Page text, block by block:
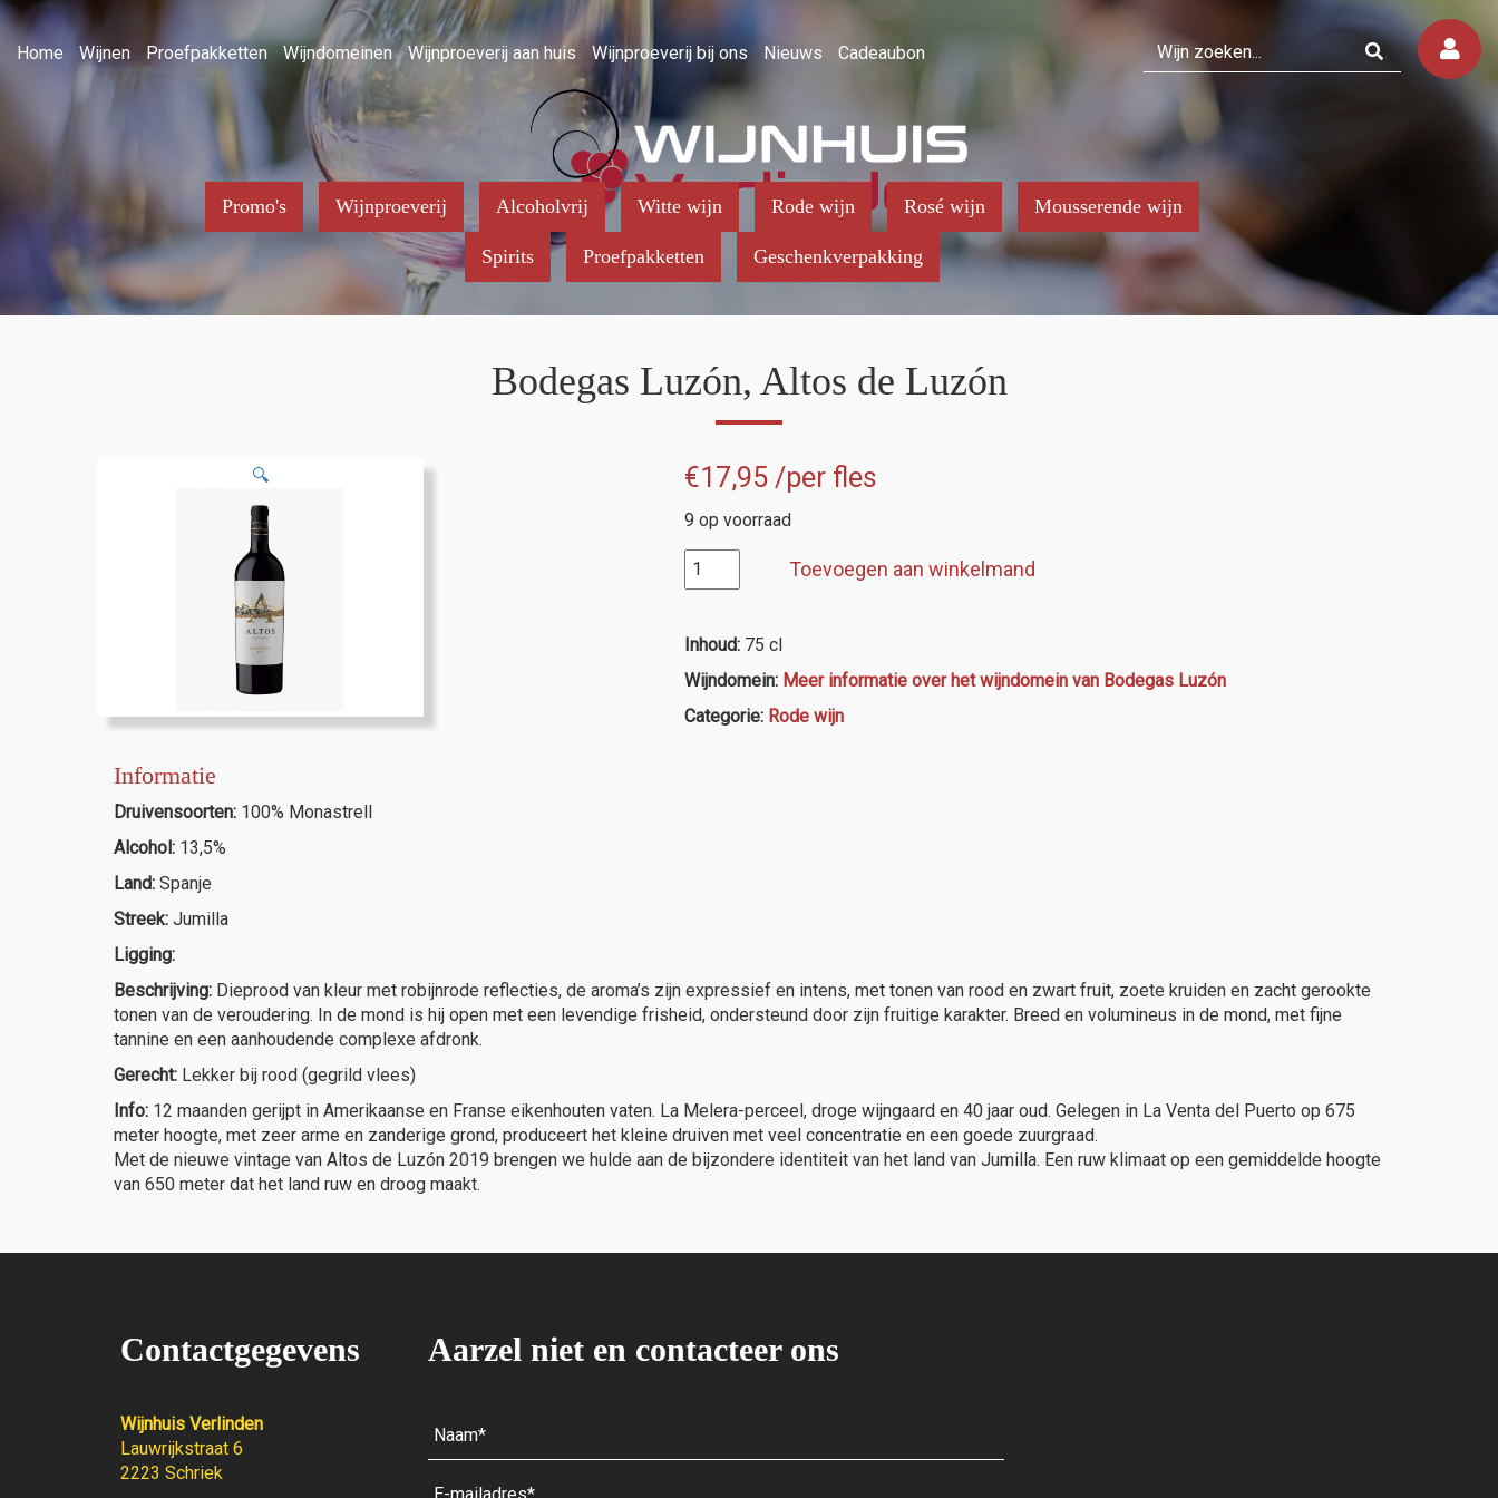
Home Wijnen Proefpakketten Wijndomeinen Wijnproeverij aan huis Wijnproeverij bij ons Nieuws Cadeaubon
Promo's Wijnproeverij Alcoholvrij Witte wijn Rode wijn Rosé wijn Mousserende wijn
Spirits Proefpakketten Geschenkverpakking
Bodegas Luzón, Altos de Luzón
🔍 €17,95/per fles
9 op voorraad
Bodegas
Luzón,
de
Luzón
aantal
Toevoegen aan winkelmand
Inhoud: 75 cl
Wijndomein: Meer informatie over het wijndomein van Bodegas Luzón
Categorie: Rode wijn
Informatie
Druivensoorten: 100% Monastrell
Alcohol: 13,5%
Land: Spanje
Streek: Jumilla
Ligging:
Beschrijving: Dieprood van kleur met robijnrode reflecties, de aroma’s zijn expressief en intens, met tonen van rood en zwart fruit, zoete kruiden en zacht gerookte
tonen van de veroudering. In de mond is hij open met een levendige frisheid, ondersteund door zijn fruitige karakter. Breed en volumineus in de mond, met fijne
tannine en een aanhoudende complexe afdronk.
Gerecht: Lekker bij rood (gegrild vlees)
Info: 12 maanden gerijpt in Amerikaanse en Franse eikenhouten vaten. La Melera-perceel, droge wijngaard en 40 jaar oud. Gelegen in La Venta del Puerto op 675
meter hoogte, met zeer arme en zanderige grond, produceert het kleine druiven met veel concentratie en een goede zuurgraad.
Met de nieuwe vintage van Altos de Luzón 2019 brengen we hulde aan de bijzondere identiteit van het land van Jumilla. Een ruw klimaat op een gemiddelde hoogte
van 650 meter dat het land ruw en droog maakt.
Contactgegevens
Wijnhuis Verlinden
Lauwrijkstraat 6
2223 Schriek
Aarzel niet en contacteer ons